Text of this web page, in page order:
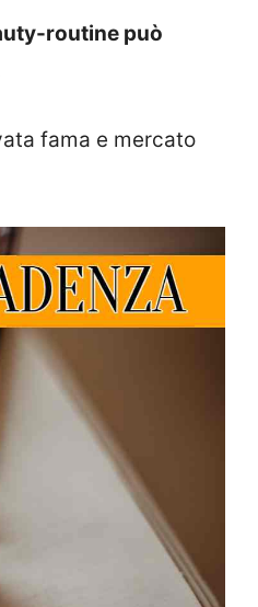
routine può
fama e mercato